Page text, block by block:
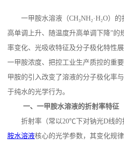
一甲胺水溶液（CH₃NH₂·H₂O）的
高单调上升、随温度升高单调下降”的
率变化、光吸收特征及分子极化特性
一甲胺浓度、把控工业生产质控的重
甲胺的引入改变了溶液的分子极化率
于纯水的光学行为。
一、一甲胺水溶液的折射率特征
折射率（常以20℃下对钠光D线的
胺水溶液核心的光学参数，其变化规